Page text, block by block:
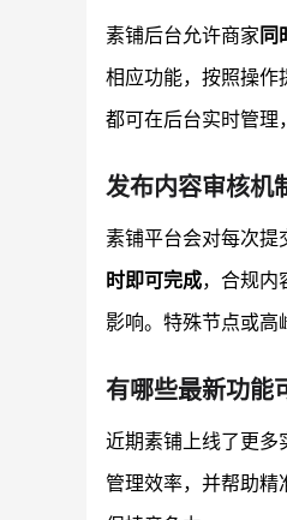
素铺后台允许商家同
相应功能，按照操作
都可在后台实时管理
发布内容审核机
素铺平台会对每次提
时即可完成，合规内
影响。特殊节点或高
有哪些最新功能
近期素铺上线了更多
管理效率，并帮助精